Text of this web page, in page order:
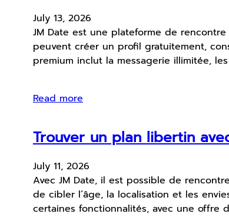
July 13, 2026
JM Date est une plateforme de
peuvent créer un profil gratuitement,
premium inclut la messagerie illimitée,
Read more
Trouver un plan libertin
July 11, 2026
Avec JM Date, il est possible de
de cibler l’âge, la localisation et les
certaines fonctionnalités, avec une offre